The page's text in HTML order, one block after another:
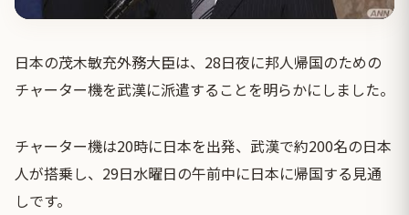
日本の茂木敏充外務大臣は、28日夜に邦人帰国のための
チャーター機を武漢に派遣することを明らかにしました。
チャーター機は20時に日本を出発、武漢で約200名の日本
人が搭乗し、29日水曜日の午前中に日本に帰国する見通
しです。